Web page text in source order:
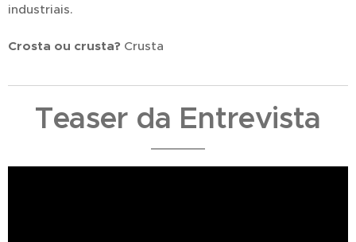
industriais.
Crosta ou crusta? Crusta
Teaser da Entrevista